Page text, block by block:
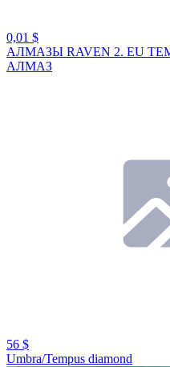
0,01 $
АЛМАЗЫ RAVEN 2. EU
АЛМАЗ
56 $
Umbra/Tempus diamond